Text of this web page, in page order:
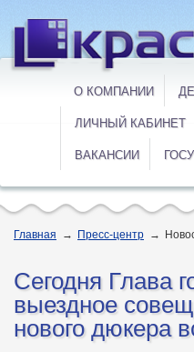
О КОМПАНИИ
ЛИЧНЫЙ КАБИНЕТ
ВАКАНСИИ
Главная → Пресс-центр →
Сегодня Глава
выездное
нового дюкера